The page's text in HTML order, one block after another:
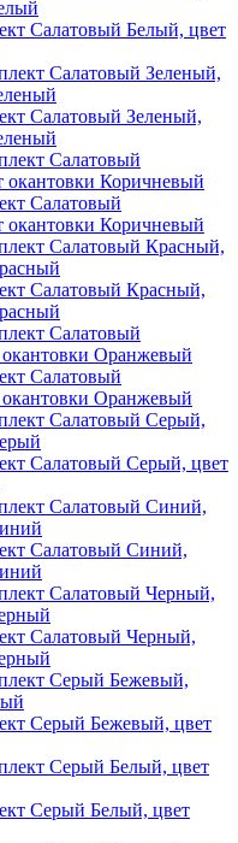
Салатовый Белый, цвет
Салатовый Зеленый,
Салатовый
окантовки Коричневый
Салатовый Красный,
Салатовый
Оранжевый
Салатовый Серый, цвет
Салатовый Синий,
Салатовый Черный,
Серый Бежевый, цвет
Серый Белый, цвет